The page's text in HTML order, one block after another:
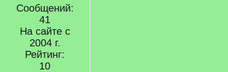
Сообщений:
41
На сайте с
2004 г.
Рейтинг:
10